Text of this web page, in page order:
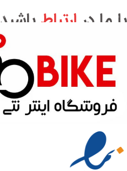
با ما در ارتباط باشید